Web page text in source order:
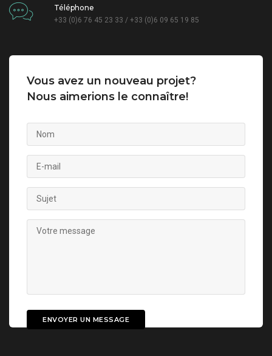
Téléphone
+33 (0)6 76 45 23 33 / +33 (0)6 09 65 19 85
Vous avez un nouveau projet?
Nous aimerions le connaître!